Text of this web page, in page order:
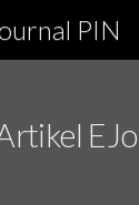
PIN